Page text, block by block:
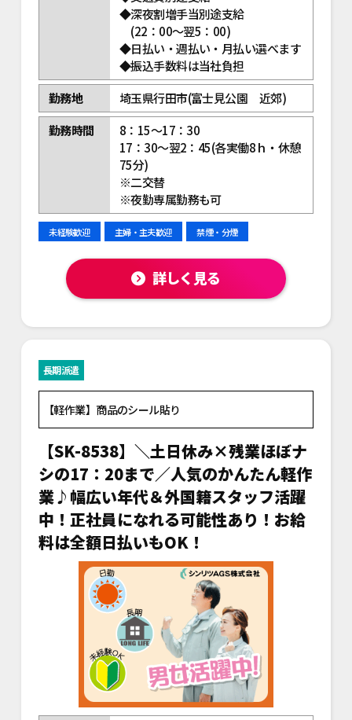
◆深夜割増手当別途支給
(22：00～翌5：00)
◆日払い・週払い・月払い選べます
◆振込手数料は当社負担
勤務地
埼玉県行田市(富士見公園 近郊)
勤務時間
8：15～17：30
17：30～翌2：45(各実働8ｈ・休憩
75分)
※二交替
※夜勤専属勤務も可
未経験歓迎 主婦・主夫歓迎 禁煙・分煙
詳しく見る
長期派遣
【軽作業】商品のシール貼り
【SK-8538】＼土日休み×残業ほぼナ
シの17：20まで／人気のかんたん軽作
業♪幅広い年代＆外国籍スタッフ活躍
中！正社員になれる可能性あり！お給
料は全額日払いもOK！